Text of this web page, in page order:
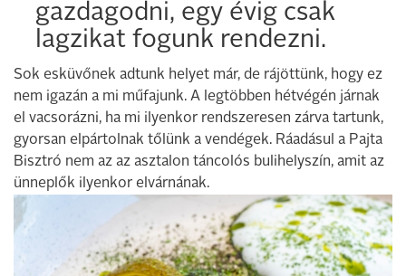
gazdagodni, egy évig csak
lagzikat fogunk rendezni.
Sok esküvőnek adtunk helyet már, de rájöttünk, hogy ez
nem igazán a mi műfajunk. A legtöbben hétvégén járnak
el vacsorázni, ha mi ilyenkor rendszeresen zárva tartunk,
gyorsan elpártolnak tőlünk a vendégek. Ráadásul a Pajta
Bisztró nem az az asztalon táncolós bulihelyszín, amit az
ünneplők ilyenkor elvárnának.